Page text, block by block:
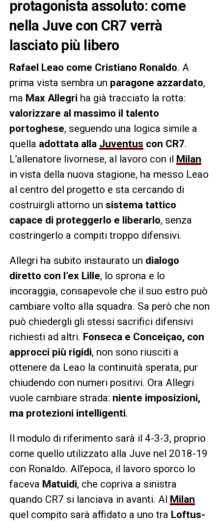
protagonista assoluto: come
nella Juve con CR7 verrà
lasciato più libero
Rafael Leao come Cristiano Ronaldo. A
prima vista sembra un paragone azzardato,
ma Max Allegri ha già tracciato la rotta:
valorizzare al massimo il talento
portoghese, seguendo una logica simile a
quella adottata alla Juventus con CR7.
L’allenatore livornese, al lavoro con il Milan
in vista della nuova stagione, ha messo Leao
al centro del progetto e sta cercando di
costruirgli attorno un sistema tattico
capace di proteggerlo e liberarlo, senza
costringerlo a compiti troppo difensivi.
Allegri ha subito instaurato un dialogo
diretto con l’ex Lille, lo sprona e lo
incoraggia, consapevole che il suo estro può
cambiare volto alla squadra. Sa però che non
può chiedergli gli stessi sacrifici difensivi
richiesti ad altri. Fonseca e Conceiçao, con
approcci più rigidi, non sono riusciti a
ottenere da Leao la continuità sperata, pur
chiudendo con numeri positivi. Ora Allegri
vuole cambiare strada: niente imposizioni,
ma protezioni intelligenti.
Il modulo di riferimento sarà il 4-3-3, proprio
come quello utilizzato alla Juve nel 2018-19
con Ronaldo. All’epoca, il lavoro sporco lo
faceva Matuidi, che copriva a sinistra
quando CR7 si lanciava in avanti. Al Milan
quel compito sarà affidato a uno tra Loftus-